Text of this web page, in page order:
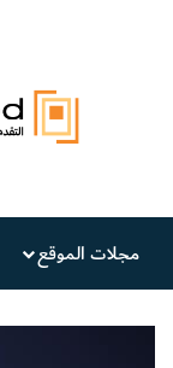
مجلات الموقع